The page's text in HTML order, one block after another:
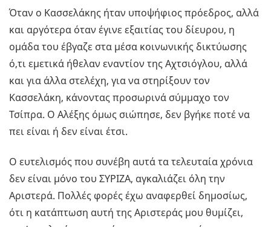
Όταν ο Κασσελάκης ήταν υποψήφιος πρόεδρος, αλλά
και αργότερα όταν έγινε εξαιτίας του δίευρου, η
ομάδα του έβγαζε στα μέσα κοινωνικής δικτύωσης
ό,τι εμετικά ήθελαν εναντίον της Αχτσιόγλου, αλλά
και για άλλα στελέχη, για να στηρίξουν τον
Κασσελάκη, κάνοντας προσωρινά σύμμαχο τον
Τσίπρα. Ο Αλέξης όμως σιώπησε, δεν βγήκε ποτέ να
πει είναι ή δεν είναι έτσι.
Ο ευτελισμός που συνέβη αυτά τα τελευταία χρόνια
δεν είναι μόνο του ΣΥΡΙΖΑ, αγκαλιάζει όλη την
Αριστερά. Πολλές φορές έχω αναφερθεί δημοσίως,
ότι η κατάπτωση αυτή της Αριστεράς μου θυμίζει,